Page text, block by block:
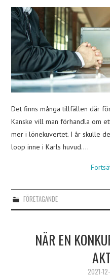
Det finns många tillfällen där
Kanske vill man förhandla om
mer i lönekuvertet. I år skulle
loop inne i Karls huvud.…
FÖRETAGANDE
NÄR EN
2021-